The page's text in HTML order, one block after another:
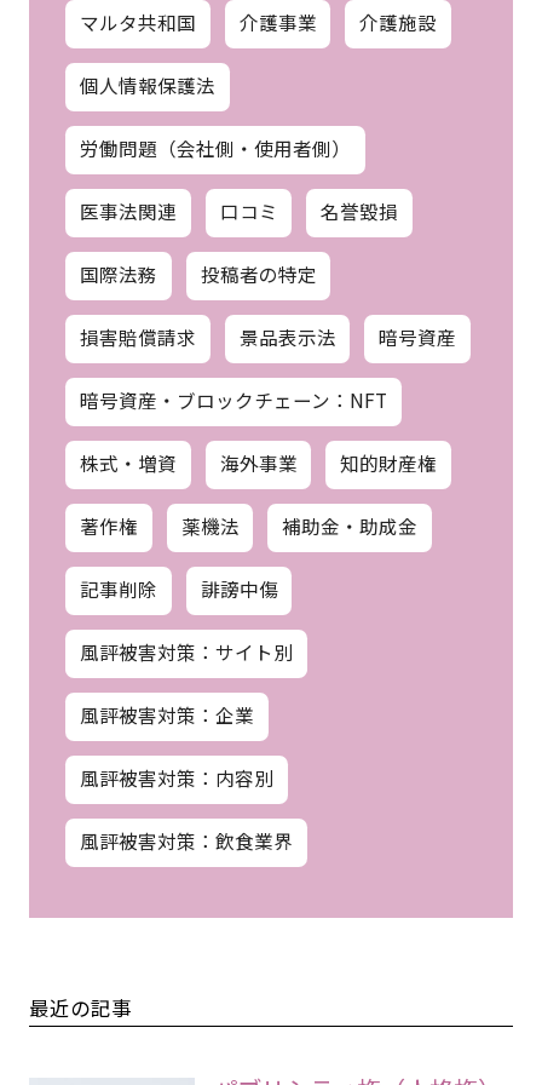
マルタ共和国 介護事業 介護施設
個人情報保護法
労働問題（会社側・使用者側）
医事法関連 口コミ 名誉毀損
国際法務 投稿者の特定
損害賠償請求 景品表示法 暗号資産
暗号資産・ブロックチェーン：NFT
株式・増資 海外事業 知的財産権
著作権 薬機法 補助金・助成金
記事削除 誹謗中傷
風評被害対策：サイト別
風評被害対策：企業
風評被害対策：内容別
風評被害対策：飲食業界
最近の記事